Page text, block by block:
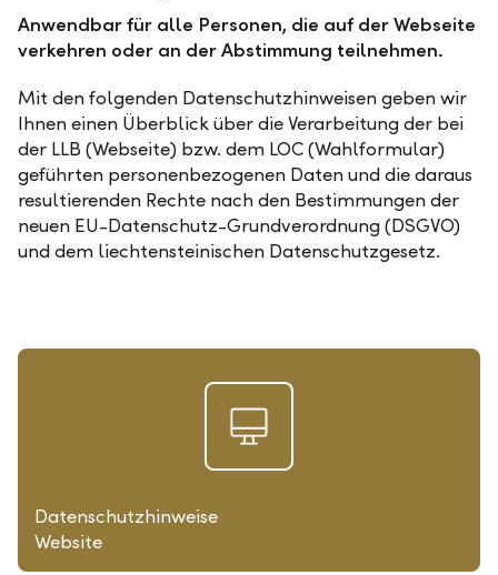
Anwendbar für alle Personen, die auf der Webseite
verkehren oder an der Abstimmung teilnehmen.
Mit den folgenden Datenschutzhinweisen geben wir
Ihnen einen Überblick über die Verarbeitung der bei
der LLB (Webseite) bzw. dem LOC (Wahlformular)
geführten personenbezogenen Daten und die daraus
resultierenden Rechte nach den Bestimmungen der
neuen EU-Datenschutz-Grundverordnung (DSGVO)
und dem liechtensteinischen Datenschutzgesetz.
Datenschutzhinweise
Website